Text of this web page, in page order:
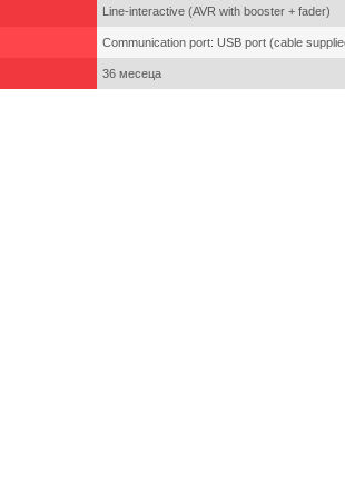
Line-interactive (AVR with booster + fader)
Communication port: USB port (cable
36 месеца